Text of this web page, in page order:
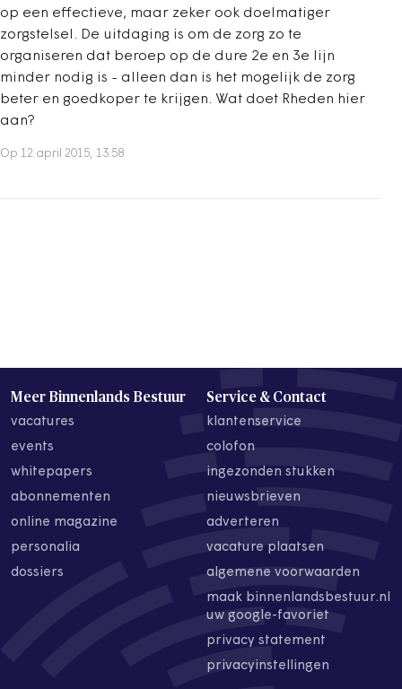
op een effectieve, maar zeker ook doelmatiger
zorgstelsel. De uitdaging is om de zorg zo te
organiseren dat beroep op de dure 2e en 3e lijn
minder nodig is - alleen dan is het mogelijk de zorg
beter en goedkoper te krijgen. Wat doet Rheden hier
aan?
Op 12 april 2015, 13:58
Meer Binnenlands Bestuur
vacatures
events
whitepapers
abonnementen
online magazine
personalia
dossiers
Service & Contact
klantenservice
colofon
ingezonden stukken
nieuwsbrieven
adverteren
vacature plaatsen
algemene voorwaarden
maak binnenlandsbestuur.nl
uw google-favoriet
privacy statement
privacyinstellingen